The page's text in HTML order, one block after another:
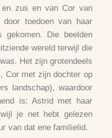
zus en van Cor van
toedoen van haar
Die beelden
wereld terwijl die
Het zijn grotendeels
Cor met zijn dochter op
landschap), waardoor
is: Astrid met haar
je net hebt gelezen
van dat ene familielid.